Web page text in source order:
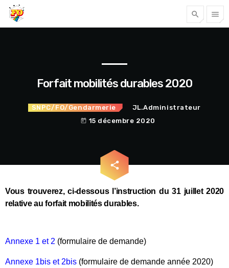
search menu
Forfait mobilités durables 2020
SNPC/FO/Gendarmerie JL.Administrateur
today 15 décembre 2020
share
email
Vous trouverez, ci-dessous l’instruction du 31 juillet 2020
relative au forfait mobilités durables.
Annexe 1 et 2 (formulaire de demande)
Annexe 1bis et 2bis (formulaire de demande année 2020)